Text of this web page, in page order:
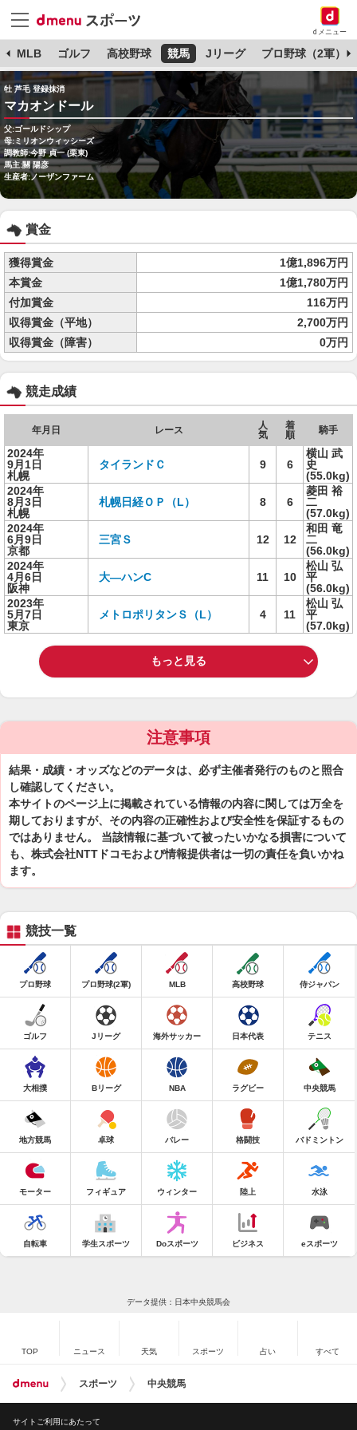
dメニュー
MLB ゴルフ 高校野球 競馬 Jリーグ プロ野球（2軍）
牡 芦毛 登録抹消
マカオンドール
父:ゴールドシップ
母:ミリオンウィッシーズ
調教師:今野 貞一 (栗東)
馬主:關 陽彦
生産者:ノーザンファーム
賞金
獲得賞金
1億1,896万円
本賞金
1億1,780万円
付加賞金
116万円
収得賞金（平地）
2,700万円
収得賞金（障害）
0万円
競走成績
年月日 レース
人
気
着
順
騎手
2024年
9月1日
札幌
タイランドＣ 9 6
横山 武
史
(55.0kg)
2024年
8月3日
札幌
札幌日経ＯＰ（L） 8 6
菱田 裕
二
(57.0kg)
2024年
6月9日
京都
三宮Ｓ 12 12
和田 竜
二
(56.0kg)
2024年
4月6日
阪神
大―ハンC 11 10
松山 弘
平
(56.0kg)
2023年
5月7日
東京
メトロポリタンＳ（L） 4 11
松山 弘
平
(57.0kg)
もっと見る
注意事項
結果・成績・オッズなどのデータは、必ず主催者発行のものと照合
し確認してください。
本サイトのページ上に掲載されている情報の内容に関しては万全を
期しておりますが、その内容の正確性および安全性を保証するもの
ではありません。 当該情報に基づいて被ったいかなる損害について
も、株式会社NTTドコモおよび情報提供者は一切の責任を負いかね
ます。
競技一覧
プロ野球 プロ野球(2軍) MLB 高校野球 侍ジャパン
ゴルフ Jリーグ 海外サッカー 日本代表 テニス
大相撲 Bリーグ NBA ラグビー 中央競馬
地方競馬 卓球 バレー 格闘技 バドミントン
モーター フィギュア ウィンター 陸上 水泳
自転車 学生スポーツ Doスポーツ ビジネス eスポーツ
データ提供：日本中央競馬会
TOP ニュース 天気 スポーツ 占い すべて
スポーツ 中央競馬
サイトご利用にあたって